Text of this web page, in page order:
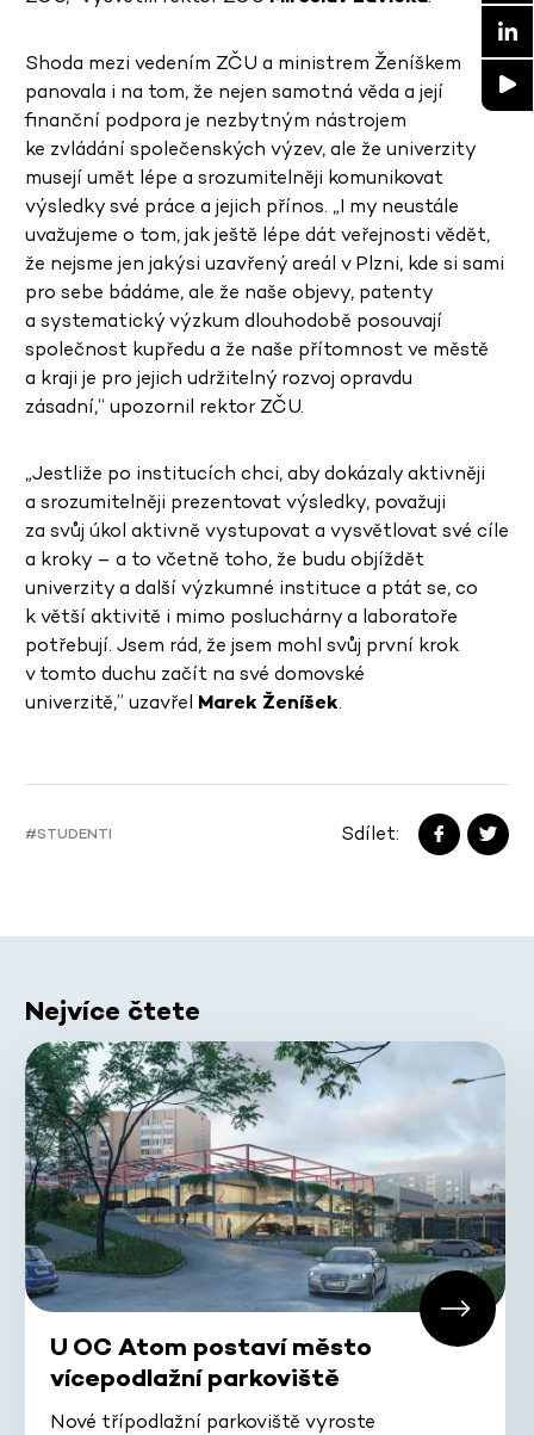
Shoda mezi vedením ZČU a ministrem Ženíškem
panovala i na tom, že nejen samotná věda a její
finanční podpora je nezbytným nástrojem
ke zvládání společenských výzev, ale že univerzity
musejí umět lépe a srozumitelněji komunikovat
výsledky své práce a jejich přínos. „I my neustále
uvažujeme o tom, jak ještě lépe dát veřejnosti vědět,
že nejsme jen jakýsi uzavřený areál v Plzni, kde si sami
pro sebe bádáme, ale že naše objevy, patenty
a systematický výzkum dlouhodobě posouvají
společnost kupředu a že naše přítomnost ve městě
a kraji je pro jejich udržitelný rozvoj opravdu
zásadní,“ upozornil rektor ZČU.
„Jestliže po institucích chci, aby dokázaly aktivněji
a srozumitelněji prezentovat výsledky, považuji
za svůj úkol aktivně vystupovat a vysvětlovat své cíle
a kroky – a to včetně toho, že budu objíždět
univerzity a další výzkumné instituce a ptát se, co
k větší aktivitě i mimo posluchárny a laboratoře
potřebují. Jsem rád, že jsem mohl svůj první krok
v tomto duchu začít na své domovské
univerzitě,” uzavřel Marek Ženíšek.
#STUDENTI Sdílet:
Nejvíce čtete
U OC Atom postaví město
vícepodlažní parkoviště
Nové třípodlažní parkoviště vyroste